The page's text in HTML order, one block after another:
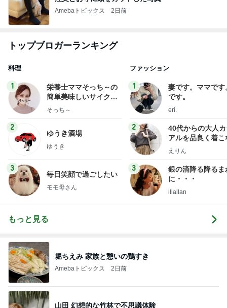
Amebaトピックス 2日前
トップブロガーランキング
料理
1
栄養士ママそっち～の
簡単美味しいサイクル
献立
そっち～
2
ゆうき酒場
ゆうき
3
毎日笑顔で過ごしたい
モモ母さん
ファッション
1
妻です。ママです
です。
eri.
2
40代からの大人
アルを品良く着こ
ファッションブロ
えりん
3
銀の滴降る降るま
に・・・
illallan
もっと見る
堀ちえみ 家族と憩いの鶏すき
Amebaトピックス 2日前
山田 幻想的な竹林で不思議体験